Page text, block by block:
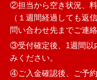
②担当から空き状況、
（１週間経過しても返
問い合わせ先までご連
③受付確定後、1週間以
みください。
④ご入金確認後、ご予